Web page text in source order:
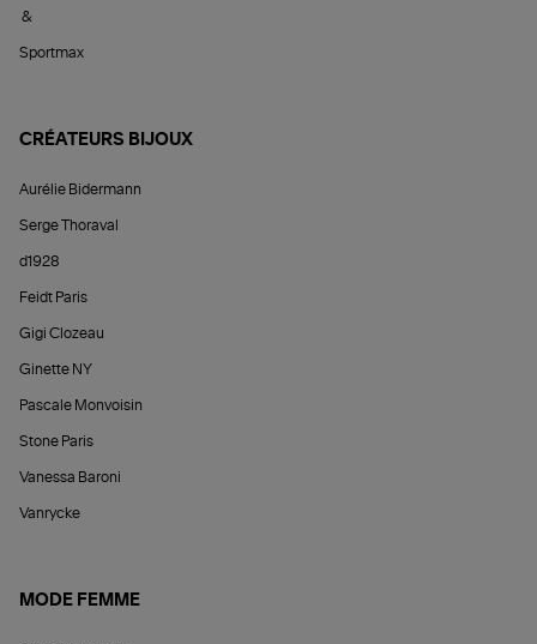
&
Sportmax
CRÉATEURS BIJOUX
Aurélie Bidermann
Serge Thoraval
d1928
Feidt Paris
Gigi Clozeau
Ginette NY
Pascale Monvoisin
Stone Paris
Vanessa Baroni
Vanrycke
MODE FEMME